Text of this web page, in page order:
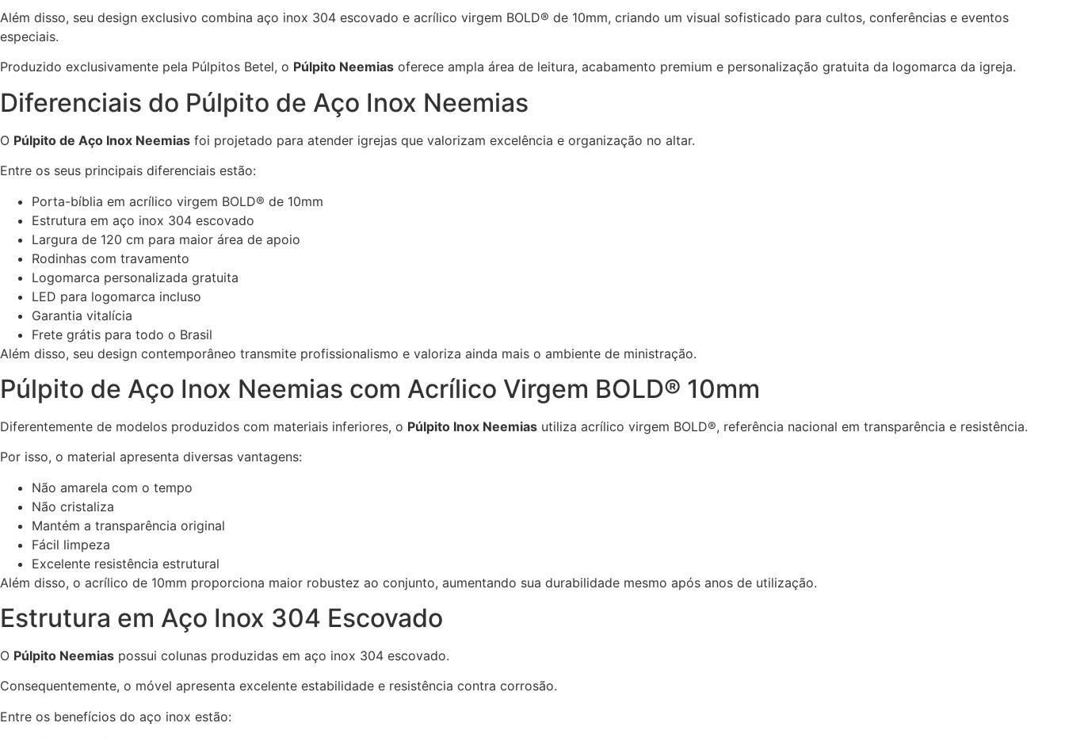
Além disso, seu design exclusivo combina aço inox 304 escovado e acrílico virgem BOLD® de 10mm, criando um visual sofisticado para cultos, conferências e eventos
especiais.
Produzido exclusivamente pela Púlpitos Betel, o Púlpito Neemias oferece ampla área de leitura, acabamento premium e personalização gratuita da logomarca da igreja.
Diferenciais do Púlpito de Aço Inox Neemias
O Púlpito de Aço Inox Neemias foi projetado para atender igrejas que valorizam excelência e organização no altar.
Entre os seus principais diferenciais estão:
Porta-bíblia em acrílico virgem BOLD® de 10mm
Estrutura em aço inox 304 escovado
Largura de 120 cm para maior área de apoio
Rodinhas com travamento
Logomarca personalizada gratuita
LED para logomarca incluso
Garantia vitalícia
Frete grátis para todo o Brasil
Além disso, seu design contemporâneo transmite profissionalismo e valoriza ainda mais o ambiente de ministração.
Púlpito de Aço Inox Neemias com Acrílico Virgem BOLD® 10mm
Diferentemente de modelos produzidos com materiais inferiores, o Púlpito Inox Neemias utiliza acrílico virgem BOLD®, referência nacional em transparência e resistência.
Por isso, o material apresenta diversas vantagens:
Não amarela com o tempo
Não cristaliza
Mantém a transparência original
Fácil limpeza
Excelente resistência estrutural
Além disso, o acrílico de 10mm proporciona maior robustez ao conjunto, aumentando sua durabilidade mesmo após anos de utilização.
Estrutura em Aço Inox 304 Escovado
O Púlpito Neemias possui colunas produzidas em aço inox 304 escovado.
Consequentemente, o móvel apresenta excelente estabilidade e resistência contra corrosão.
Entre os benefícios do aço inox estão: